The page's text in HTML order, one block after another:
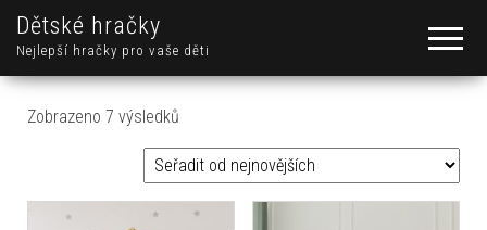
Dětské hračky
Nejlepší hračky pro vaše děti
Zobrazeno 7 výsledků